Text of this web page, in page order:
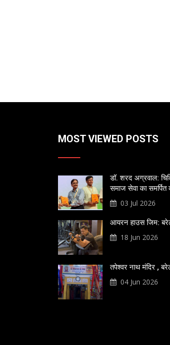
MOST VIEWED POSTS
डॉ. शरद अग्रवाल:
समाज सेवा का समर्पित
03 Jul 2026
आयरन हाउस जिम:
18 Jun 2026
तपेश्वर नाथ मंदिर ,
04 Jun 2026